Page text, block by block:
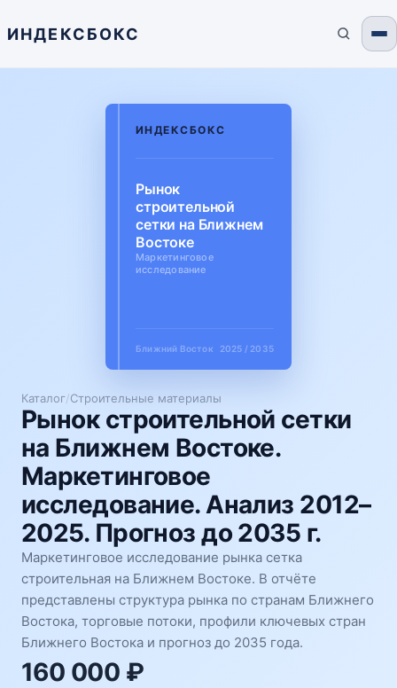
ИНДЕКСБОКС
Каталог/Строительные материалы
Рынок строительной сетки
на Ближнем Востоке.
Маркетинговое
исследование. Анализ 2012–
2025. Прогноз до 2035 г.
Маркетинговое исследование рынка сетка
строительная на Ближнем Востоке. В отчёте
представлены структура рынка по странам Ближнего
Востока, торговые потоки, профили ключевых стран
Ближнего Востока и прогноз до 2035 года.
160 000 ₽
ИНДЕКСБОКС
Рынок
строительной
сетки на Ближнем
Востоке
Маркетинговое
исследование
Ближний Восток 2025 / 2035